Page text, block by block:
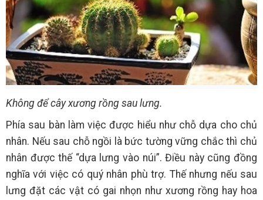
Không để cây xương rồng sau lưng.
Phía sau bàn làm việc được hiểu như chỗ dựa cho chủ
nhân. Nếu sau chỗ ngồi là bức tường vững chắc thì chủ
nhân được thế “dựa lưng vào núi”. Điều này cũng đồng
nghĩa với việc có quý nhân phù trợ. Thế nhưng nếu sau
lưng đặt các vật có gai nhọn như xương rồng hay hoa